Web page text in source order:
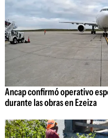
Ancap confirmó operativo
durante las obras en Ezeiza